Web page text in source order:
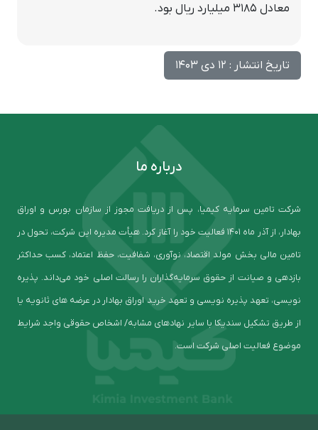
معادل 3185 میلیارد ریال بود.
تاریخ انتشار : 12 دی 1403
درباره ما
شرکت تامین سرمایه کیمیا، پس از دریافت مجوز از سازمان بورس و اوراق
بهادار، از آذر ماه ۱۴۰۱ فعالیت خود را آغاز کرد. هیأت مدیره این شرکت، تحول در
تامین مالی بخش مولد اقتصاد، نوآوری، شفافیت، حفظ اعتماد، کسب حداکثر
بازدهی و صیانت از حقوق سرمایه‌گذاران را رسالت اصلی خود می‌داند. پذیره
نویسی، تعهد پذیره نویسی و تعهد خرید اوراق بهادار در عرضه های ثانویه یا
از طریق تشکیل سندیکا با سایر نهادهای مشابه/ اشخاص حقوقی واجد شرایط
موضوع فعالیت اصلی شرکت است.